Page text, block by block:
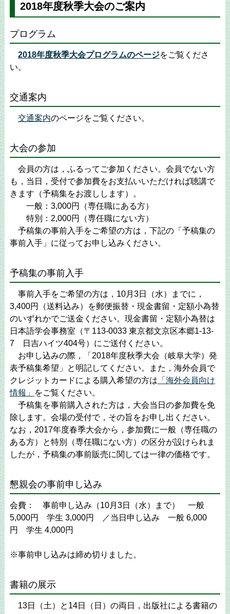
2018年度秋季大会のご案内
プログラム
2018年度秋季大会プログラムのページをご覧くださ
い。
交通案内
交通案内のページをご覧ください。
大会の参加
会員の方は，ふるってご参加ください。会員でない方
も，当日，受付で参加費をお支払いいただければ聴講で
きます（予稿集をお渡しします）。
一般：3,000円（専任職にある方）
特別：2,000円（専任職にない方）
予稿集の事前入手をご希望の方は，下記の「予稿集の
事前入手」に従ってお申し込みください。
予稿集の事前入手
事前入手をご希望の方は，10月3日（水）までに，
3,400円（送料込み）を郵便振替・現金書留・定額小為替
のいずれかでご送金ください。現金書留・定額小為替は
日本語学会事務室（〒113-0033 東京都文京区本郷1-13-
7 日吉ハイツ404号）にご送付ください。
お申し込みの際，「2018年度秋季大会（岐阜大学）発
表予稿集希望」と明記してください。また，海外会員で
クレジットカードによる購入希望の方は 「海外会員向け
情報」
をご覧ください。
予稿集を事前購入された方は，大会当日の参加費を免
除します。会場の受付で，その旨をお申し出ください。
なお，2017年度春季大会から，参加費に一般（専任職の
ある方）と特別（専任職にない方）の区分が設けられま
したが，予稿集の事前販売に関しては一律の価格です。
懇親会の事前申し込み
会費： 事前申し込み（10月3日（水）まで） 一般
5,000円 学生 3,000円 ／当日申し込み 一般 6,000
円 学生 4,000円
※事前申し込みは締め切りました。
書籍の展示
13日（土）と14日（日）の両日，出版社による書籍の